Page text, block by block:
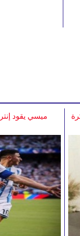
ميسي يقود